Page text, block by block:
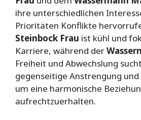
ihre unterschiedlichen
Prioritäten Konflikte
Steinbock Frau ist kühl und
Karriere, während der
Freiheit und Abwechslung
gegenseitige Anstrengung
um eine harmonische
aufrechtzuerhalten.